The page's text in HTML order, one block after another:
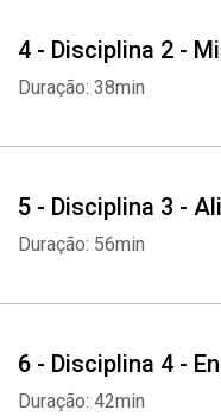
4 - Disciplina 2 -
Duração: 38min
5 - Disciplina 3 -
Duração: 56min
6 - Disciplina 4 -
Duração: 42min